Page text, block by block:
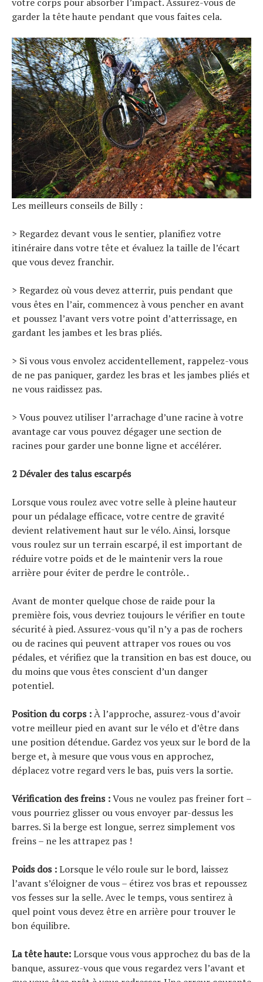
garder la tête haute pendant que vous faites cela.
Les meilleurs conseils de Billy :
> Regardez devant vous le sentier, planifiez votre
itinéraire dans votre tête et évaluez la taille de l’écart
que vous devez franchir.
> Regardez où vous devez atterrir, puis pendant que
vous êtes en l’air, commencez à vous pencher en avant
et poussez l’avant vers votre point d’atterrissage, en
gardant les jambes et les bras pliés.
> Si vous vous envolez accidentellement, rappelez-vous
de ne pas paniquer, gardez les bras et les jambes pliés et
ne vous raidissez pas.
> Vous pouvez utiliser l’arrachage d’une racine à votre
avantage car vous pouvez dégager une section de
racines pour garder une bonne ligne et accélérer.
2 Dévaler des talus escarpés
Lorsque vous roulez avec votre selle à pleine hauteur
pour un pédalage efficace, votre centre de gravité
devient relativement haut sur le vélo. Ainsi, lorsque
vous roulez sur un terrain escarpé, il est important de
réduire votre poids et de le maintenir vers la roue
arrière pour éviter de perdre le contrôle. .
Avant de monter quelque chose de raide pour la
première fois, vous devriez toujours le vérifier en toute
sécurité à pied. Assurez-vous qu’il n’y a pas de rochers
ou de racines qui peuvent attraper vos roues ou vos
pédales, et vérifiez que la transition en bas est douce, ou
du moins que vous êtes conscient d’un danger
potentiel.
Position du corps :À l’approche, assurez-vous d’avoir
votre meilleur pied en avant sur le vélo et d’être dans
une position détendue. Gardez vos yeux sur le bord de la
berge et, à mesure que vous vous en approchez,
déplacez votre regard vers le bas, puis vers la sortie.
Vérification des freins :Vous ne voulez pas freiner fort –
vous pourriez glisser ou vous envoyer par-dessus les
barres. Si la berge est longue, serrez simplement vos
freins – ne les attrapez pas !
Poids dos :Lorsque le vélo roule sur le bord, laissez
l’avant s’éloigner de vous – étirez vos bras et repoussez
vos fesses sur la selle. Avec le temps, vous sentirez à
quel point vous devez être en arrière pour trouver le
bon équilibre.
La tête haute:Lorsque vous vous approchez du bas de la
banque, assurez-vous que vous regardez vers l’avant et